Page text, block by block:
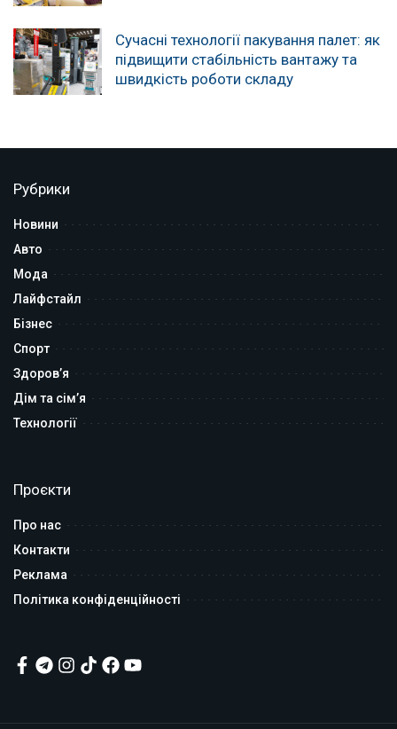
Сучасні технології пакування палет: як
підвищити стабільність вантажу та
швидкість роботи складу
Рубрики
Новини
Авто
Мода
Лайфстайл
Бізнес
Спорт
Здоров’я
Дім та сім’я
Технології
Проєкти
Про нас
Контакти
Реклама
Політика конфіденційності